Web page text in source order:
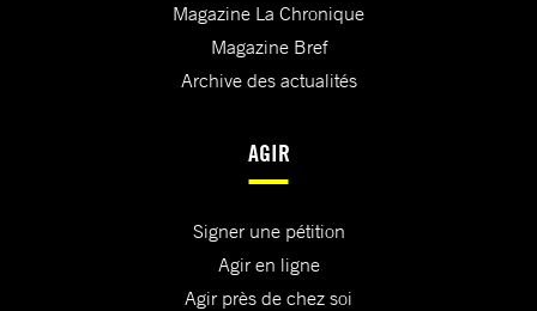
Magazine La Chronique
Magazine Bref
Archive des actualités
AGIR
Signer une pétition
Agir en ligne
Agir près de chez soi